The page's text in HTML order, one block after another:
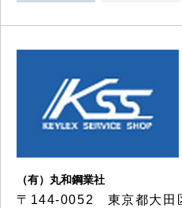
（有）丸和鋼業社
〒144-0052 東京都大田